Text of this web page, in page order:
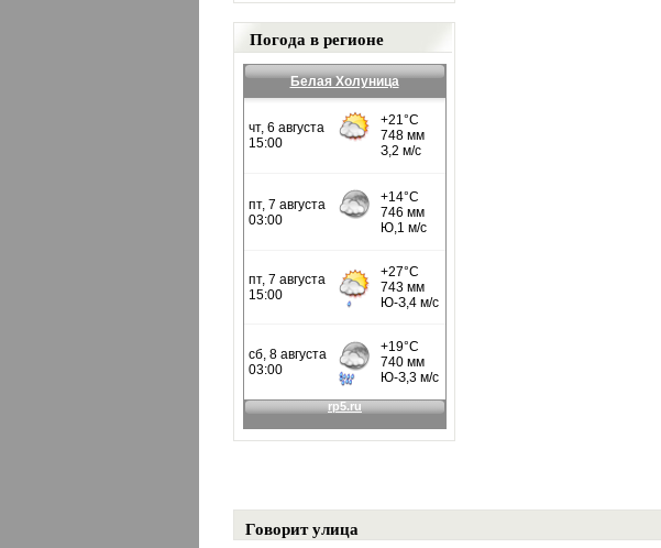
Погода в регионе
Белая Холуница
Говорит улица